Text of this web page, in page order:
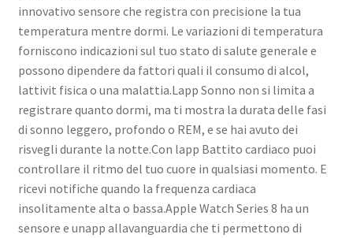
innovativo sensore che registra con precisione la tua
temperatura mentre dormi. Le variazioni di temperatura
forniscono indicazioni sul tuo stato di salute generale e
possono dipendere da fattori quali il consumo di alcol,
lattivit fisica o una malattia.Lapp Sonno non si limita a
registrare quanto dormi, ma ti mostra la durata delle fasi
di sonno leggero, profondo o REM, e se hai avuto dei
risvegli durante la notte.Con lapp Battito cardiaco puoi
controllare il ritmo del tuo cuore in qualsiasi momento. E
ricevi notifiche quando la frequenza cardiaca
insolitamente alta o bassa.Apple Watch Series 8 ha un
sensore e unapp allavanguardia che ti permettono di